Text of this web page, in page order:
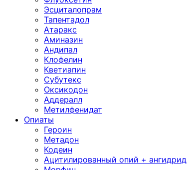
Эсциталопрам
Тапентадол
Атаракс
Аминазин
Андипал
Клофелин
Кветиапин
Субутекс
Оксикодон
Аддералл
Метилфенидат
Опиаты
Героин
Метадон
Кодеин
Ацитилированный опий + ангидрид